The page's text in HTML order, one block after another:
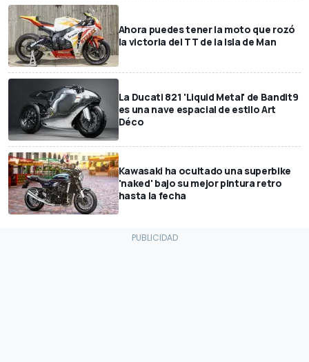
Ahora puedes tener la moto que rozó
la victoria del TT de la Isla de Man
La Ducati 821 'Liquid Metal' de Bandit9
es una nave espacial de estilo Art
Déco
Kawasaki ha ocultado una superbike
'naked' bajo su mejor pintura retro
hasta la fecha